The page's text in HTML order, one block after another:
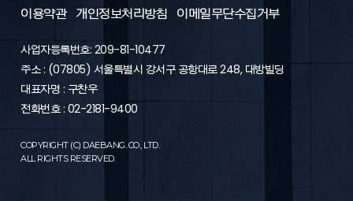
으로 간주됩니다.
1. “회사”는 “가입신청자”의 신청에 대하여 “서비스” 이용을 승낙
함을 원칙으로 합니다. 다만, “회사”는 다음 각 호에 해당하는 신
청에 대하여는 승낙을 하지 않거나 사후에 이용계약을
해지할 수 있습니다.
- “가입신청자”가 이 약관에 의하여 이전에 회원자격을 상실한
적이 있는 경우 다만, 회원자격 상실 후 1년이 경과한 자로서 “회
- 실명이 아니거나 타인의 명의를 이용한 경우
- 허위의 정보를 기재하거나, “회사”가 제시하는 내용을 기재하
이용약관 개인정보처리방침 이메일무단수집거부
사업자등록번호: 209-81-10477
주소 : (07805) 서울특별시 강서구 공항대로 248, 대방빌딩
대표자명 : 구찬우
전화번호 : 02-2181-9400
COPYRIGHT (C) DAEBANG. CO., LTD.
ALL RIGHTS RESERVED.